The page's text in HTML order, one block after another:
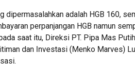
dipermasalahkan adalah HGB 160,
perpanjangan HGB namun
saat itu, Direksi PT. Pipa Mas
dan Investasi (Menko Marves)